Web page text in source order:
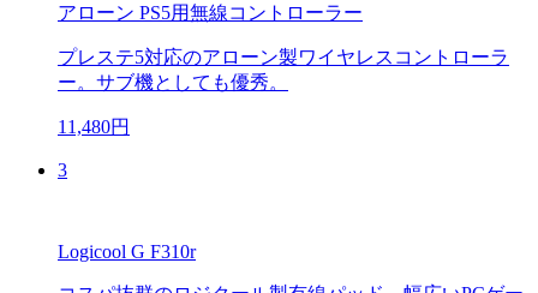
アローン PS5用無線コントローラー
プレステ5対応のアローン製ワイヤレスコントローラ
ー。サブ機としても優秀。
11,480円
3
Logicool G F310r